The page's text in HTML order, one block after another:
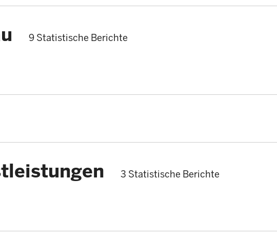
9 Statistische Berichte
3 Statistische Berichte